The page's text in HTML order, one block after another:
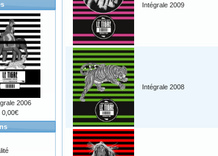
Intégrale 2009
Intégrale 2008
2006
0,00€